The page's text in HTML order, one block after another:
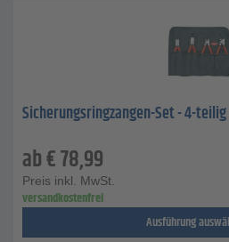
Sicherungsringzangen-Set - 4-
ab€78,99
Preis inkl. MwSt.
versandkostenfrei
Ausführung